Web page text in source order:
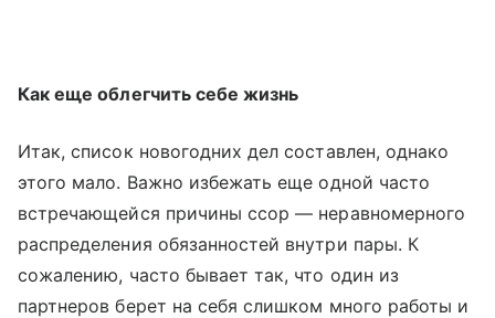
Как еще облегчить себе жизнь
Итак, список новогодних дел составлен, однако
этого мало. Важно избежать еще одной часто
встречающейся причины ссор — неравномерного
распределения обязанностей внутри пары. К
сожалению, часто бывает так, что один из
партнеров берет на себя слишком много работы и